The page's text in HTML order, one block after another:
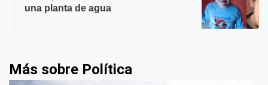
una planta de agua
Más sobre Política